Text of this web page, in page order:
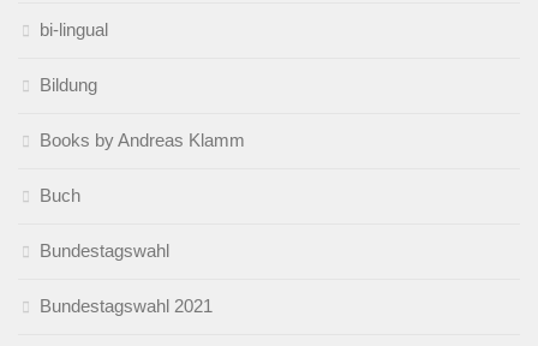
bi-lingual
Bildung
Books by Andreas Klamm
Buch
Bundestagswahl
Bundestagswahl 2021